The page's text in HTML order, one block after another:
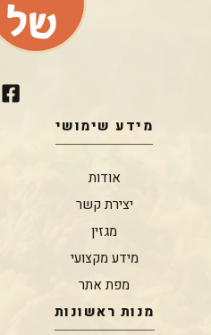
מידע שימושי
אודות
יצירת קשר
מגזין
מידע מקצועי
מפת אתר
מנות ראשונות